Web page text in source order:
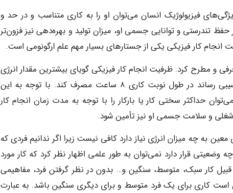
فیزیولوژیک انسان می‌توان او را به کاری متناسب و در حد و
حفظ تندرستی و توانایی جسمی او، میزان تولید و بهره‌دهی نیز فزون‌تر
کار فیزیکی یکی از جستارهای بسیار مهم علم ارگونومی است.
را نخستین بار پروفسور بینک در سال ۱۹۶۲ معرفی و مطرح کرد. ظرفیت انجام کار فیزیکی گویای بیشترین مقدار انرژی
است که شخص می‌تواند بدون اینکه به سلامت خود آسیبی رساند در طول نوبت کاری ۸ ساعت مصرف کند. با توجه به این
حداکثر سختی کار یا بارکار را با توجه به مدت زمان انجام کار
شغلی و سلامت جسمی او نیز تأمین شود.
به چه میزان انرژی نیاز دارد کافی نیست زیرا اگر ندانیم فردی که
وضعیتی قرار دارد نمی‌توان به طور علمی اظهار نظر کرد که کار مورد
کار سبک، متوسط، سنگین و… بدون در نظر گرفتن فرد، مفاهیمی
است کاری برای یک فرد متوسط و برای دیگری سنگین باشد. به عبارت